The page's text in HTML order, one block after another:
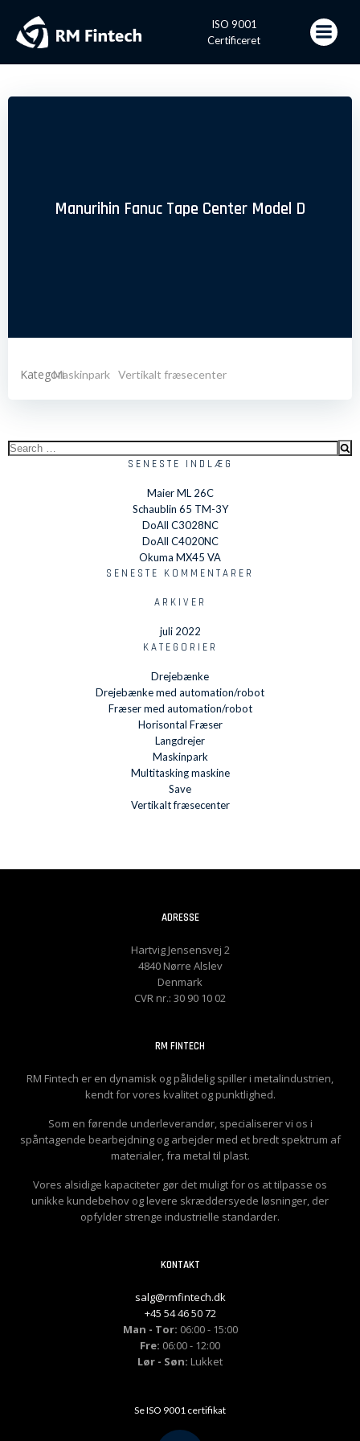
indhold
ISO 9001
Certificeret
Manurihin Fanuc Tape Center Model D
KategoriMaskinpark Vertikalt fræsecenter
Search
SENESTE INDLÆG
Maier ML 26C
Schaublin 65 TM-3Y
DoAll C3028NC
DoAll C4020NC
Okuma MX45 VA
SENESTE KOMMENTARER
ARKIVER
juli 2022
KATEGORIER
Drejebænke
Drejebænke med automation/robot
Fræser med automation/robot
Horisontal Fræser
Langdrejer
Maskinpark
Multitasking maskine
Save
Vertikalt fræsecenter
ADRESSE
Hartvig Jensensvej 2
4840 Nørre Alslev
Denmark
CVR nr.: 30 90 10 02
RM FINTECH
RM Fintech er en dynamisk og pålidelig spiller i metalindustrien,
kendt for vores kvalitet og punktlighed.
Som en førende underleverandør, specialiserer vi os i
spåntagende bearbejdning og arbejder med et bredt spektrum af
materialer, fra metal til plast.
Vores alsidige kapaciteter gør det muligt for os at tilpasse os
unikke kundebehov og levere skræddersyede løsninger, der
opfylder strenge industrielle standarder.
KONTAKT
salg@rmfintech.dk
+45 54 46 50 72
Man - Tor: 06:00 - 15:00
Fre: 06:00 - 12:00
Lør - Søn: Lukket
Se ISO 9001 certifikat